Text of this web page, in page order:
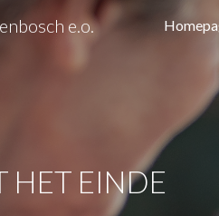
Skip to
e.o.
HET EINDE